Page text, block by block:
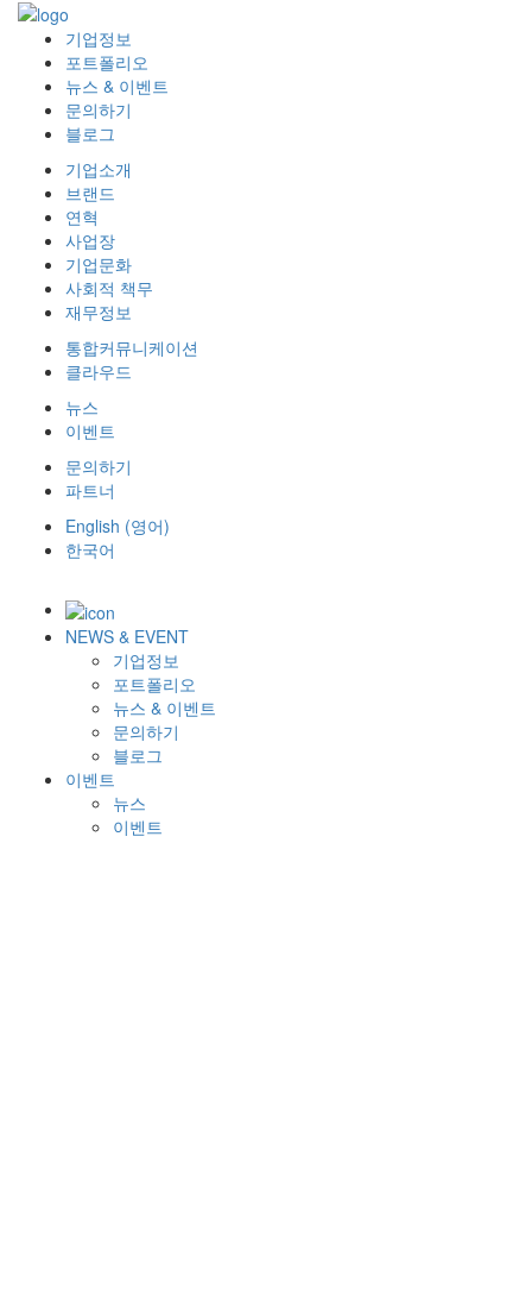
기업정보
포트폴리오
뉴스 & 이벤트
문의하기
블로그
기업소개
브랜드
연혁
사업장
기업문화
사회적 책무
재무정보
통합커뮤니케이션
클라우드
뉴스
이벤트
문의하기
파트너
English (영어)
한국어
NEWS & EVENT
기업정보
포트폴리오
뉴스 & 이벤트
문의하기
블로그
이벤트
뉴스
이벤트